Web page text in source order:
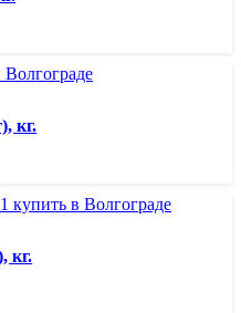
кг.
кг.